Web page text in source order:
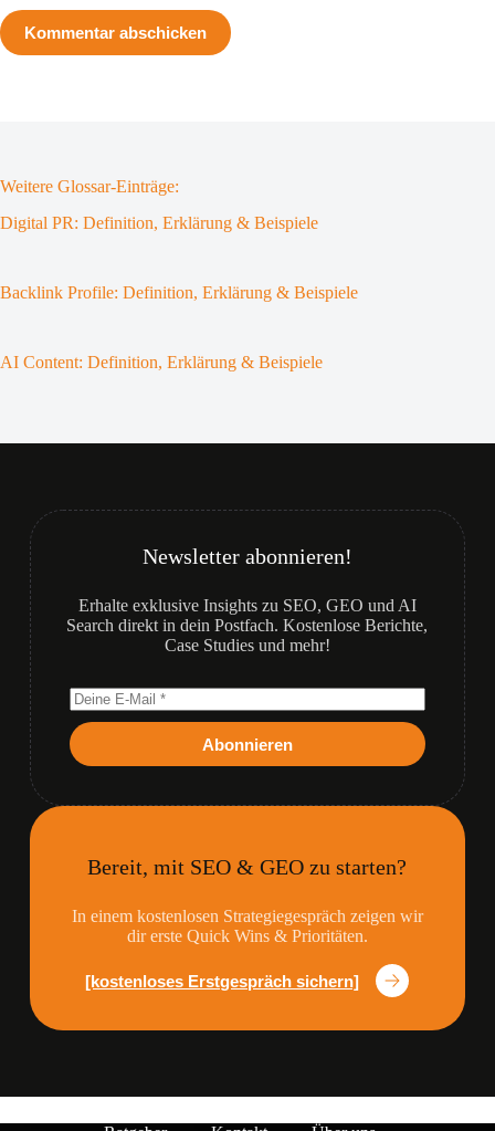
Kommentar abschicken
Weitere Glossar-Einträge:
Digital PR: Definition, Erklärung & Beispiele
Backlink Profile: Definition, Erklärung & Beispiele
AI Content: Definition, Erklärung & Beispiele
Newsletter abonnieren!
Erhalte exklusive Insights zu SEO, GEO und AI
Search direkt in dein Postfach. Kostenlose Berichte,
Case Studies und mehr!
Abonnieren
Bereit, mit SEO & GEO zu starten?
In einem kostenlosen Strategiegespräch zeigen wir
dir erste Quick Wins & Prioritäten.
[kostenloses Erstgespräch sichern]